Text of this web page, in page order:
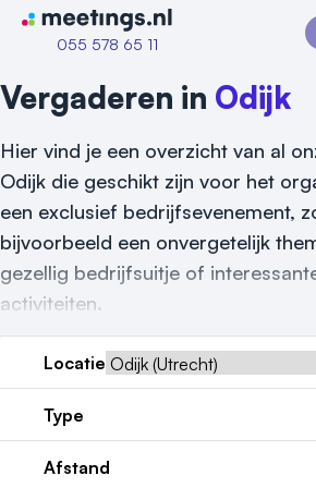
Naar home van Meetings
055 578 65 11
Vergaderen in Odijk
Hier vind je een overzicht van al
Odijk die geschikt zijn voor het
een exclusief bedrijfsevenement,
bijvoorbeeld een onvergetelijk
gezellig bedrijfsuitje of
activiteiten.
Locatie
Type
Afstand